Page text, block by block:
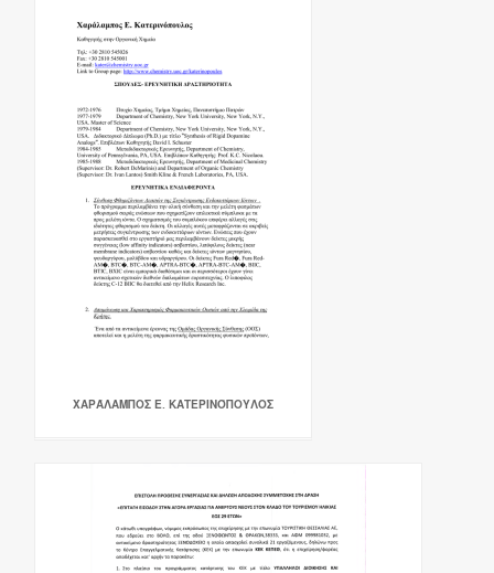
ΧΑΡΆΛΑΜΠΟΣ Ε. ΚΑΤΕΡΙΝΌΠΟΥΛΟΣ